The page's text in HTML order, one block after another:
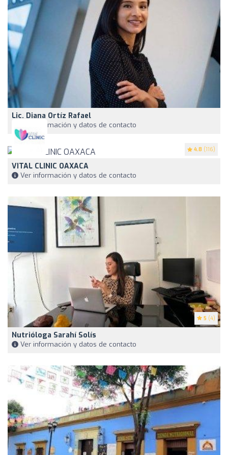
Lic. Diana Ortíz Rafael
Ver información y datos de contacto
4.8 (116)
VITAL CLINIC OAXACA
Ver información y datos de contacto
5 (4)
Nutrióloga Sarahí Solís
Ver información y datos de contacto